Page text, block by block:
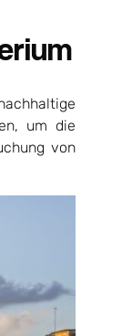
um die
von